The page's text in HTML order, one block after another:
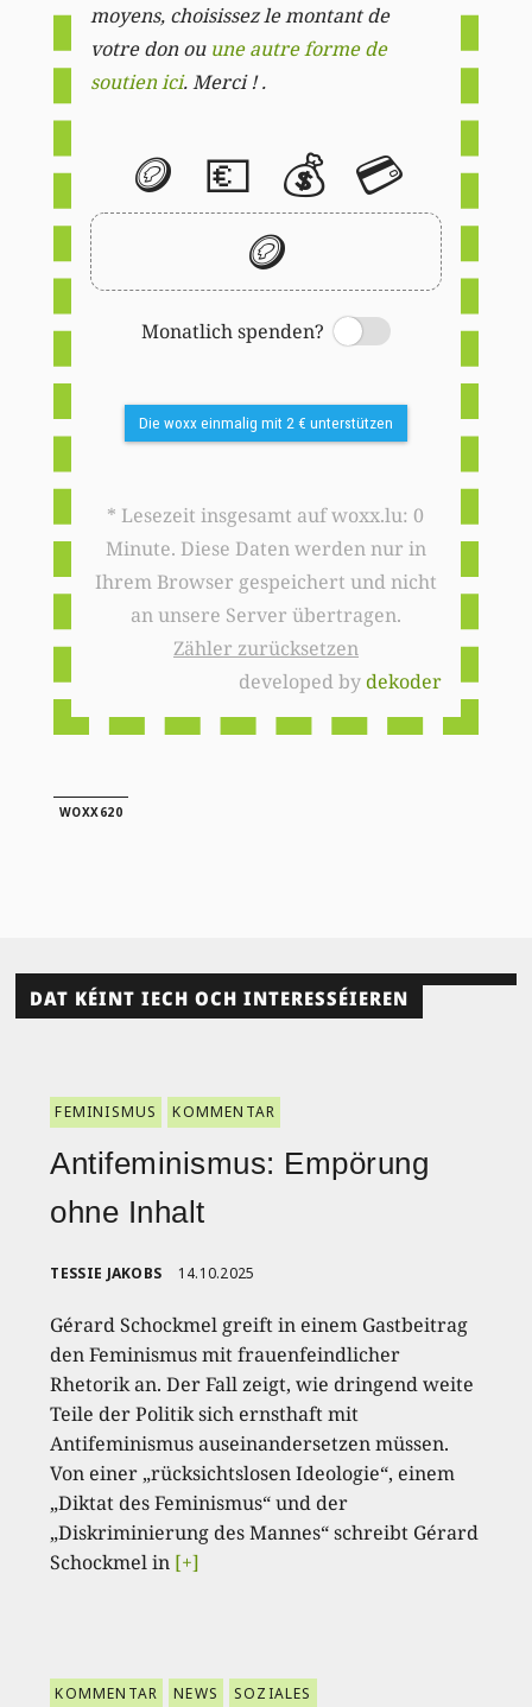
moyens, choisissez le montant de
votre don ou une autre forme de
soutien ici. Merci ! .
🪙 💶 💰 💳
🪙
Monatlich spenden?
Switch
Die woxx einmalig mit 2 € unterstützen
* Lesezeit insgesamt auf woxx.lu: 0
Minute. Diese Daten werden nur in
Ihrem Browser gespeichert und nicht
an unsere Server übertragen.
Zähler zurücksetzen
developed bydekoder
WOXX620
DAT KÉINT IECH OCH INTERESSÉIEREN
FEMINISMUS KOMMENTAR
Antifeminismus: Empörung
ohne Inhalt
TESSIE JAKOBS 14.10.2025
Gérard Schockmel greift in einem Gastbeitrag
den Feminismus mit frauenfeindlicher
Rhetorik an. Der Fall zeigt, wie dringend weite
Teile der Politik sich ernsthaft mit
Antifeminismus auseinandersetzen müssen.
Von einer „rücksichtslosen Ideologie“, einem
„Diktat des Feminismus“ und der
„Diskriminierung des Mannes“ schreibt Gérard
Schockmel in [+]
KOMMENTAR NEWS SOZIALES